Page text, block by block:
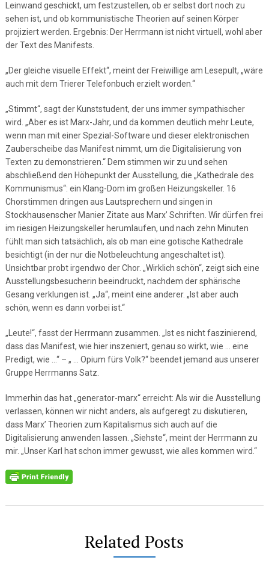
Leinwand geschickt, um festzustellen, ob er selbst dort noch zu
sehen ist, und ob kommunistische Theorien auf seinen Körper
projiziert werden. Ergebnis: Der Herrmann ist nicht virtuell, wohl aber
der Text des Manifests.
„Der gleiche visuelle Effekt“, meint der Freiwillige am Lesepult, „wäre
auch mit dem Trierer Telefonbuch erzielt worden.“
„Stimmt“, sagt der Kunststudent, der uns immer sympathischer
wird. „Aber es ist Marx-Jahr, und da kommen deutlich mehr Leute,
wenn man mit einer Spezial-Software und dieser elektronischen
Zauberscheibe das Manifest nimmt, um die Digitalisierung von
Texten zu demonstrieren.“ Dem stimmen wir zu und sehen
abschließend den Höhepunkt der Ausstellung, die „Kathedrale des
Kommunismus“: ein Klang-Dom im großen Heizungskeller. 16
Chorstimmen dringen aus Lautsprechern und singen in
Stockhausenscher Manier Zitate aus Marx’ Schriften. Wir dürfen frei
im riesigen Heizungskeller herumlaufen, und nach zehn Minuten
fühlt man sich tatsächlich, als ob man eine gotische Kathedrale
besichtigt (in der nur die Notbeleuchtung angeschaltet ist).
Unsichtbar probt irgendwo der Chor. „Wirklich schön“, zeigt sich eine
Ausstellungsbesucherin beeindruckt, nachdem der sphärische
Gesang verklungen ist. „Ja“, meint eine anderer. „Ist aber auch
schön, wenn es dann vorbei ist.“
„Leute!“, fasst der Herrmann zusammen. „Ist es nicht faszinierend,
dass das Manifest, wie hier inszeniert, genau so wirkt, wie … eine
Predigt, wie …“ – „ … Opium fürs Volk?“ beendet jemand aus unserer
Gruppe Herrmanns Satz.
Immerhin das hat „generator-marx“ erreicht: Als wir die Ausstellung
verlassen, können wir nicht anders, als aufgeregt zu diskutieren,
dass Marx’ Theorien zum Kapitalismus sich auch auf die
Digitalisierung anwenden lassen. „Siehste“, meint der Herrmann zu
mir. „Unser Karl hat schon immer gewusst, wie alles kommen wird.“
Related Posts